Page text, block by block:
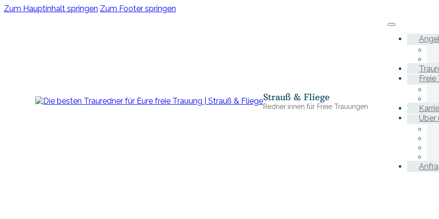
Zum Hauptinhalt springen Zum Footer springen
Strauß & Fliege
Redner:innen für Freie Trauungen
Über